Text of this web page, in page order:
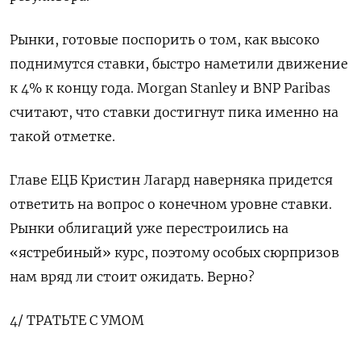
Рынки, готовые поспорить о том, как высоко
поднимутся ставки, быстро наметили движение
к 4% к концу года. Morgan Stanley и BNP Paribas
считают, что ставки достигнут пика именно на
такой отметке.
Главе ЕЦБ Кристин Лагард наверняка придется
ответить на вопрос о конечном уровне ставки.
Рынки облигаций уже перестроились на
«ястребиный» курс, поэтому особых сюрпризов
нам вряд ли стоит ожидать. Верно?
4/ ТРАТЬТЕ С УМОМ